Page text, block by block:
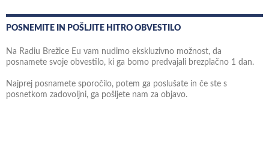
POSNEMITE IN POŠLJITE HITRO OBVESTILO
Na Radiu Brežice Eu vam nudimo ekskluzivno možnost, da
posnamete svoje obvestilo, ki ga bomo predvajali brezplačno 1 dan.
Najprej posnamete sporočilo, potem ga poslušate in če ste s
posnetkom zadovoljni, ga pošljete nam za objavo.